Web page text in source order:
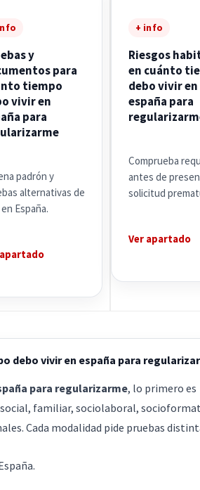
y
para
tiempo
vivir en
para
padrón y
alternativas de
España.
+ info
Riesgos
en cuánto
debo vivir en
españa para
Comprueba
antes de
solicitud
Ver apartado
debo vivir en españa para
para regularizarme, lo primero es
familiar, sociolaboral,
Cada modalidad pide pruebas